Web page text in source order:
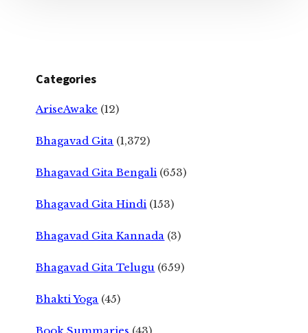
Categories
AriseAwake (12)
Bhagavad Gita (1,372)
Bhagavad Gita Bengali (653)
Bhagavad Gita Hindi (153)
Bhagavad Gita Kannada (3)
Bhagavad Gita Telugu (659)
Bhakti Yoga (45)
Book Summaries (43)